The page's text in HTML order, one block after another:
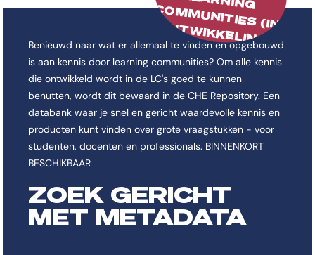
Benieuwd naar wat er allemaal te vinden en opgebouwd
is aan kennis door learning communities? Om alle kennis
die ontwikkeld wordt in de LC's goed te kunnen
benutten, wordt dit bewaard in de CHE Repository. Een
databank waar je snel en gericht waardevolle kennis en
producten kunt vinden over grote vraagstukken - voor
studenten, docenten en professionals. BINNENKORT
BESCHIKBAAR
ZOEK GERICHT
MET METADATA
CO
UNITIES (IN O
)